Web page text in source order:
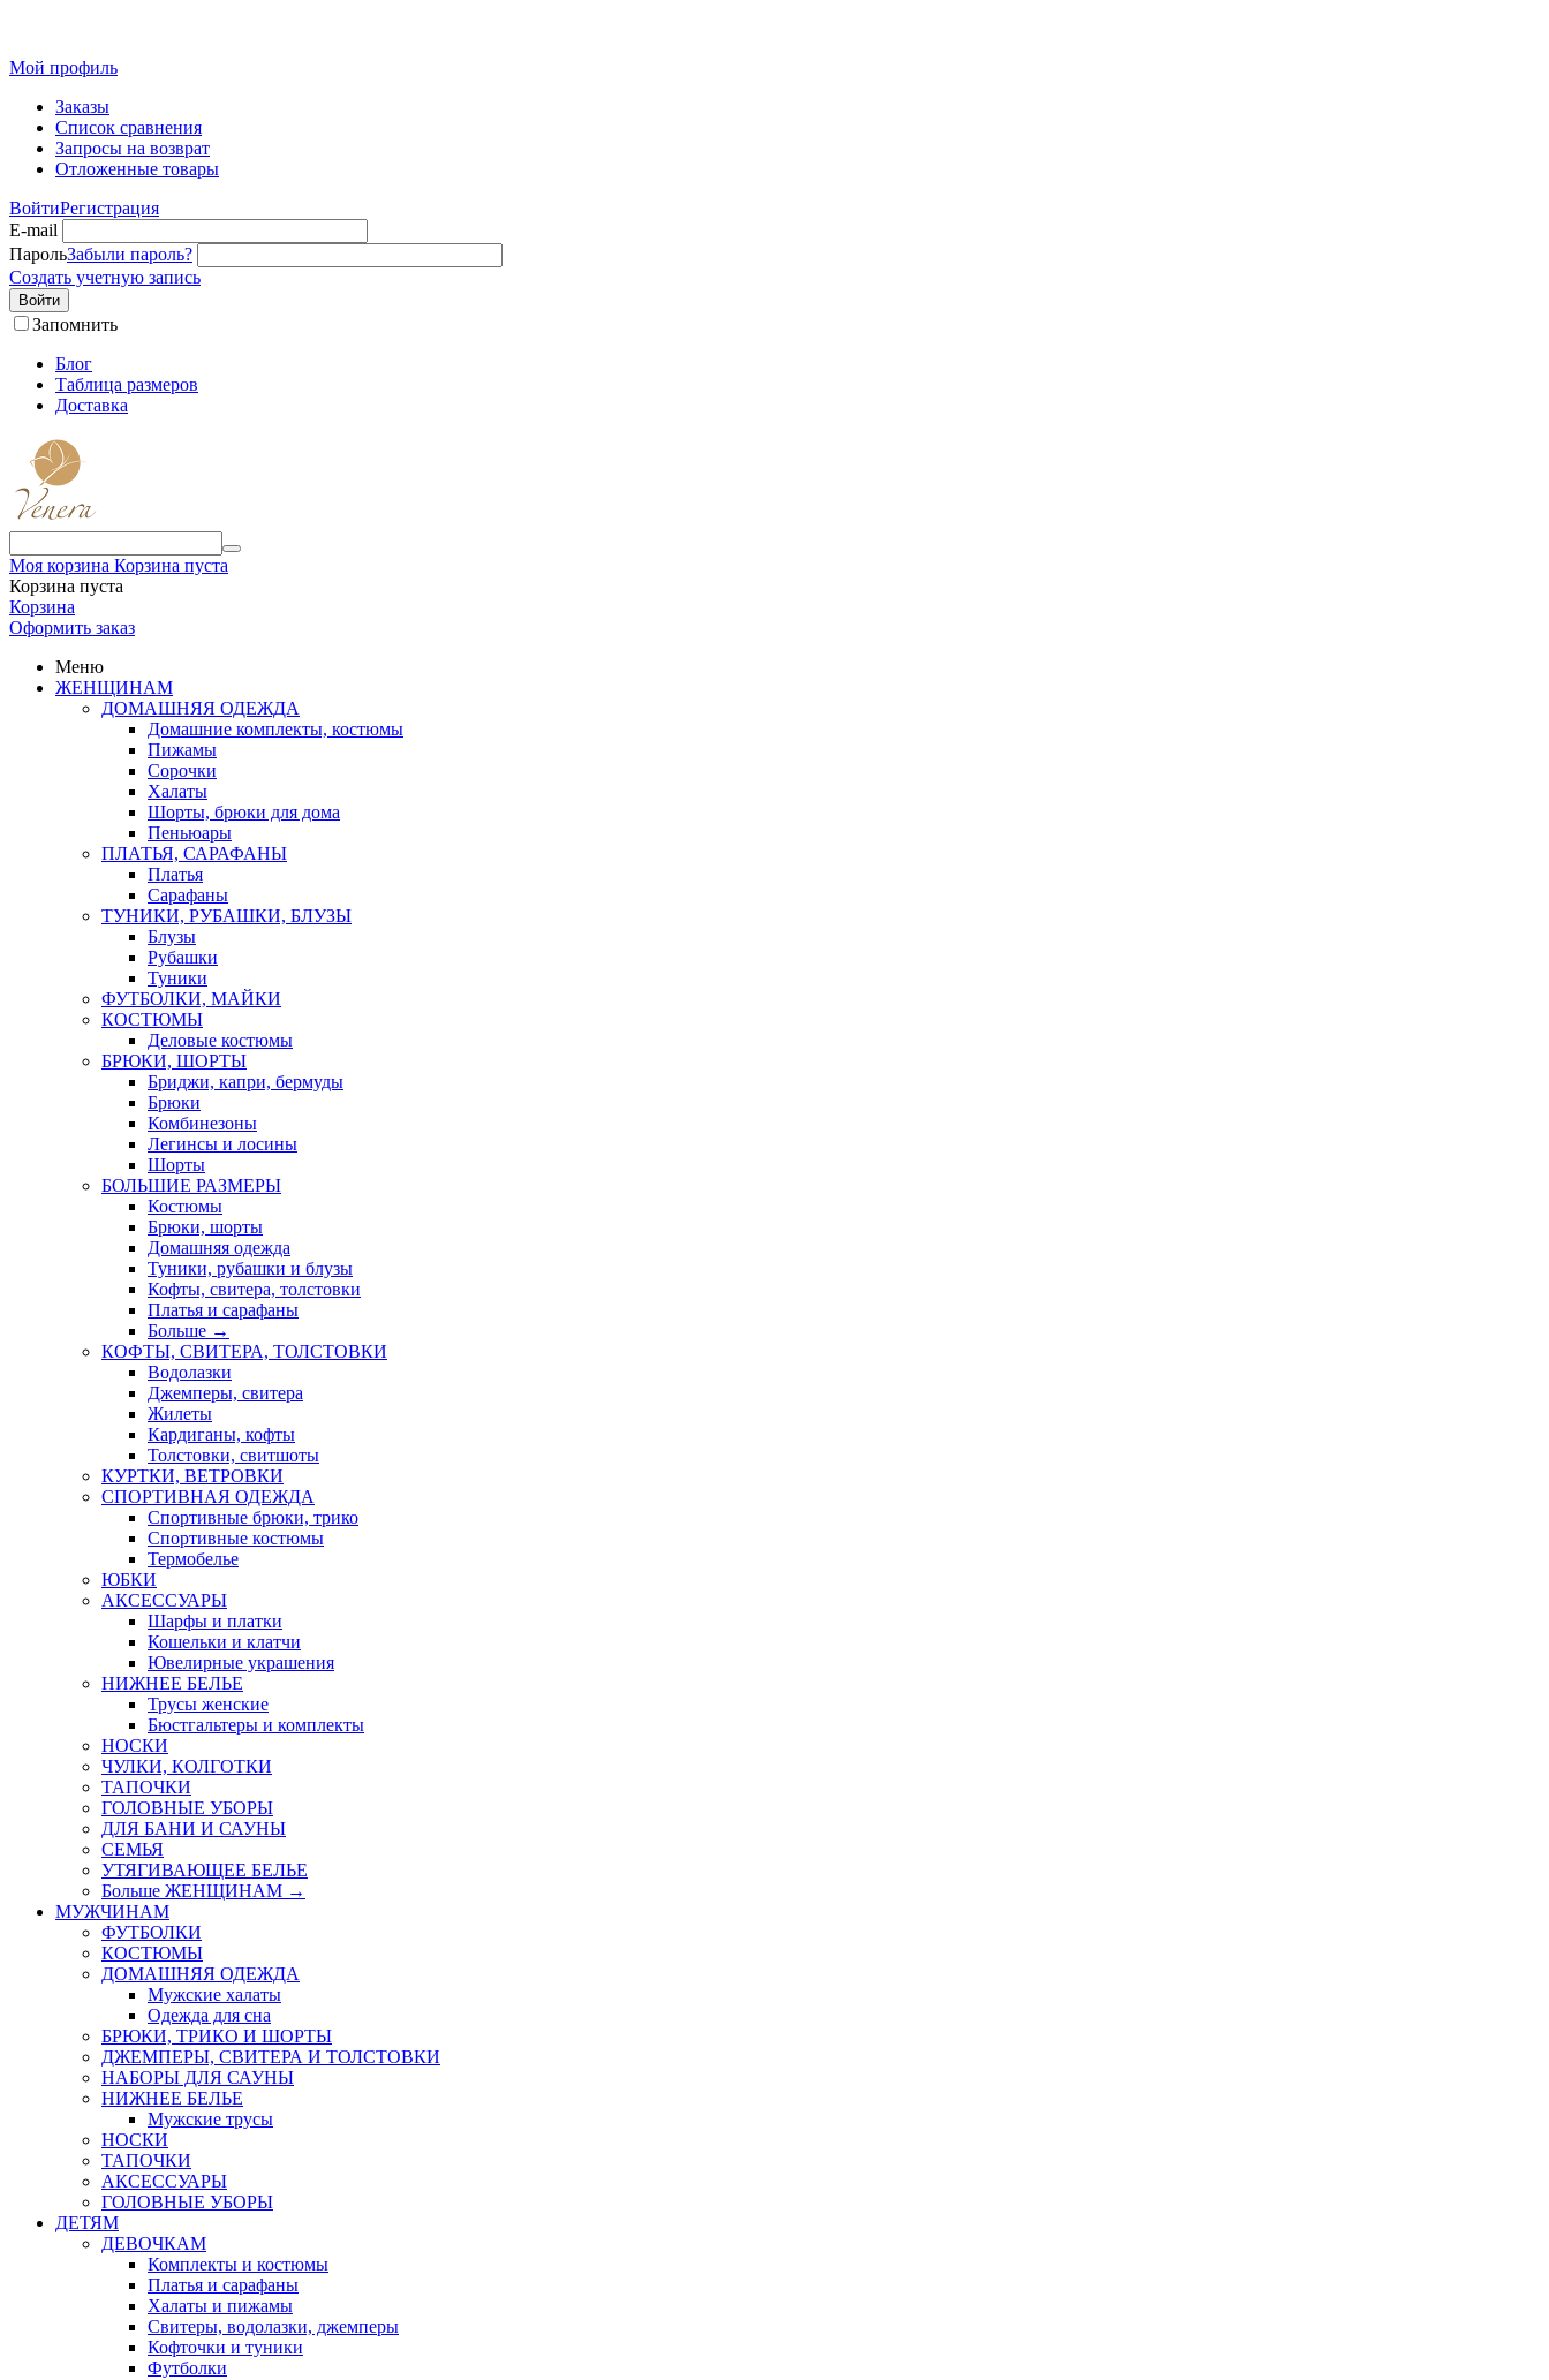
Мой профиль
Заказы
Список сравнения
Запросы на возврат
Отложенные товары
ВойтиРегистрация
E-mail
ПарольЗабыли пароль?
Создать учетную запись
Войти
Запомнить
Блог
Таблица размеров
Доставка
Моя корзина Корзина пуста
Корзина пуста
Корзина
Оформить заказ
Меню
ЖЕНЩИНАМ
ДОМАШНЯЯ ОДЕЖДА
Домашние комплекты, костюмы
Пижамы
Сорочки
Халаты
Шорты, брюки для дома
Пеньюары
ПЛАТЬЯ, САРАФАНЫ
Платья
Сарафаны
ТУНИКИ, РУБАШКИ, БЛУЗЫ
Блузы
Рубашки
Туники
ФУТБОЛКИ, МАЙКИ
КОСТЮМЫ
Деловые костюмы
БРЮКИ, ШОРТЫ
Бриджи, капри, бермуды
Брюки
Комбинезоны
Легинсы и лосины
Шорты
БОЛЬШИЕ РАЗМЕРЫ
Костюмы
Брюки, шорты
Домашняя одежда
Туники, рубашки и блузы
Кофты, свитера, толстовки
Платья и сарафаны
Больше →
КОФТЫ, СВИТЕРА, ТОЛСТОВКИ
Водолазки
Джемперы, свитера
Жилеты
Кардиганы, кофты
Толстовки, свитшоты
КУРТКИ, ВЕТРОВКИ
СПОРТИВНАЯ ОДЕЖДА
Спортивные брюки, трико
Спортивные костюмы
Термобелье
ЮБКИ
AКСЕССУАРЫ
Шарфы и платки
Кошельки и клатчи
Ювелирные украшения
НИЖНЕЕ БЕЛЬЕ
Трусы женские
Бюстгальтеры и комплекты
НОСКИ
ЧУЛКИ, КОЛГОТКИ
ТАПОЧКИ
ГОЛОВНЫЕ УБОРЫ
ДЛЯ БАНИ И САУНЫ
СЕМЬЯ
УТЯГИВАЮЩЕЕ БЕЛЬЕ
Больше ЖЕНЩИНАМ →
МУЖЧИНАМ
ФУТБОЛКИ
КОСТЮМЫ
ДОМАШНЯЯ ОДЕЖДА
Мужские халаты
Одежда для сна
БРЮКИ, ТРИКО И ШОРТЫ
ДЖЕМПЕРЫ, СВИТЕРА И ТОЛСТОВКИ
НАБОРЫ ДЛЯ САУНЫ
НИЖНЕЕ БЕЛЬЕ
Мужские трусы
НОСКИ
ТАПОЧКИ
АКСЕССУАРЫ
ГОЛОВНЫЕ УБОРЫ
ДЕТЯМ
ДЕВОЧКАМ
Комплекты и костюмы
Платья и сарафаны
Халаты и пижамы
Свитеры, водолазки, джемперы
Кофточки и туники
Футболки